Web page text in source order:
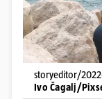
storyeditor/
Ivo Čagalj/